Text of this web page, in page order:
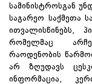
სამინისტროსგან
საგარეო საქმეთა
ითვალისწინებს,
რომელმაც
რაოდენობის
არ ზღუდავს
ინფორმაცია,